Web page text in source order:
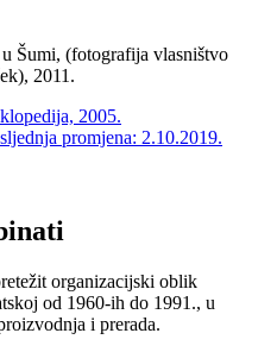
Šumi, (fotografija vlasništvo
2011.
2005.
promjena: 2.10.2019.
organizacijski oblik
od 1960-ih do 1991., u
i prerada.